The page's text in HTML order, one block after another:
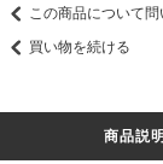
この商品について問
買い物を続ける
商品説明